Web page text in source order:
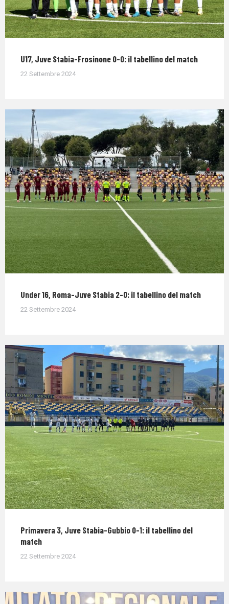
U17, Juve Stabia-Frosinone 0-0: il tabellino del match
22 Settembre 2024
Under 16, Roma-Juve Stabia 2-0: il tabellino del match
22 Settembre 2024
Primavera 3, Juve Stabia-Gubbio 0-1: il tabellino del
match
22 Settembre 2024